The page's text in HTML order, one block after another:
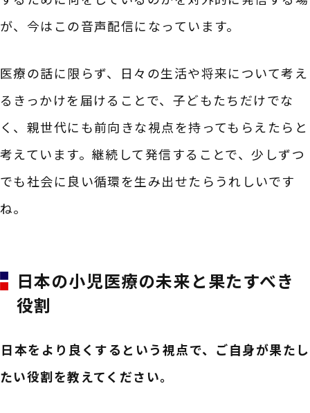
が、今はこの音声配信になっています。
医療の話に限らず、日々の生活や将来について考え
るきっかけを届けることで、子どもたちだけでな
く、親世代にも前向きな視点を持ってもらえたらと
考えています。継続して発信することで、少しずつ
でも社会に良い循環を生み出せたらうれしいです
ね。
日本の小児医療の未来と果たすべき
役割
――日本をより良くするという視点で、ご自身が果たし
たい役割を教えてください。